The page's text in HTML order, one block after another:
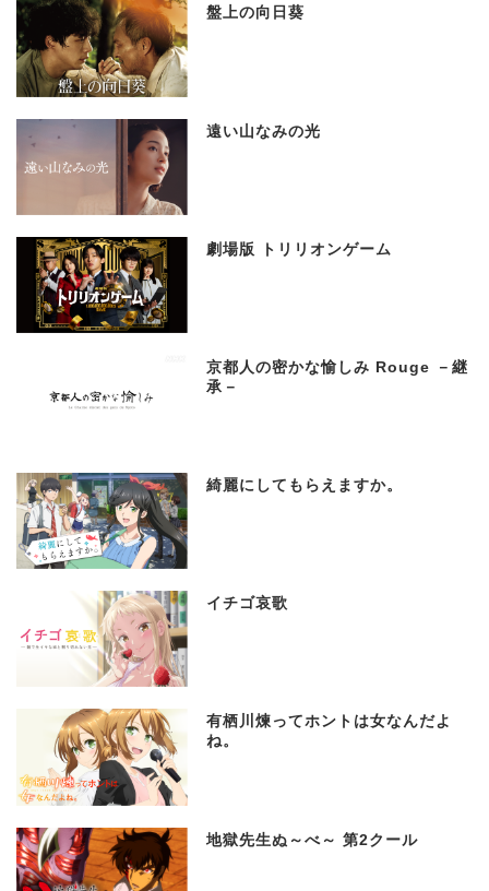
盤上の向日葵
遠い山なみの光
劇場版 トリリオンゲーム
京都人の密かな愉しみ Rouge －継
承－
綺麗にしてもらえますか。
イチゴ哀歌
有栖川煉ってホントは女なんだよ
ね。
地獄先生ぬ～べ～ 第2クール